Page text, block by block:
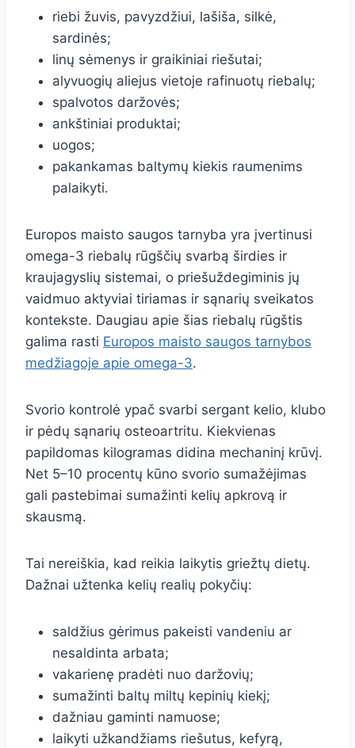
riebi žuvis, pavyzdžiui, lašiša, silkė,
sardinės;
linų sėmenys ir graikiniai riešutai;
alyvuogių aliejus vietoje rafinuotų riebalų;
spalvotos daržovės;
ankštiniai produktai;
uogos;
pakankamas baltymų kiekis raumenims
palaikyti.
Europos maisto saugos tarnyba yra įvertinusi
omega-3 riebalų rūgščių svarbą širdies ir
kraujagyslių sistemai, o priešuždegiminis jų
vaidmuo aktyviai tiriamas ir sąnarių sveikatos
kontekste. Daugiau apie šias riebalų rūgštis
galima rasti Europos maisto saugos tarnybos
medžiagoje apie omega-3.
Svorio kontrolė ypač svarbi sergant kelio, klubo
ir pėdų sąnarių osteoartritu. Kiekvienas
papildomas kilogramas didina mechaninį krūvį.
Net 5–10 procentų kūno svorio sumažėjimas
gali pastebimai sumažinti kelių apkrovą ir
skausmą.
Tai nereiškia, kad reikia laikytis griežtų dietų.
Dažnai užtenka kelių realių pokyčių:
saldžius gėrimus pakeisti vandeniu ar
nesaldinta arbata;
vakarienę pradėti nuo daržovių;
sumažinti baltų miltų kepinių kiekį;
dažniau gaminti namuose;
laikyti užkandžiams riešutus, kefyrą,